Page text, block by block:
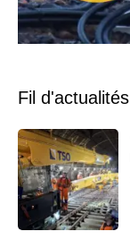
Fil d'actualités